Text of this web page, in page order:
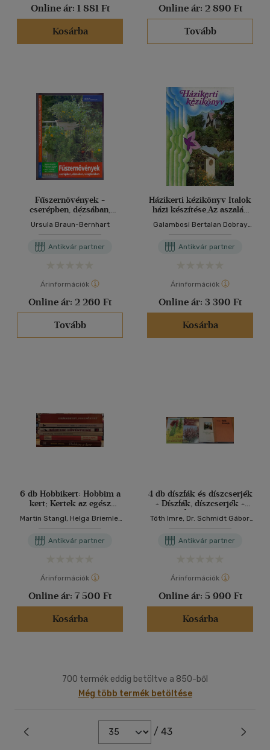
Online ár: 1 881 Ft
Kosárba
Online ár: 2 890 Ft
Tovább
Fűszernövények -
cserépben, dézsában,
virágládában (Hasznos
útmutató)
Ursula Braun-Bernhart
Antikvár partner
Árinformációk
Online ár: 2 260 Ft
Tovább
Házikerti kézikönyv Italok
házi készítése,Az aszalás
meg kertünk környezetét
hasznos is
Galambosi Bertalan Dobray
Lajos
Antikvár partner
Árinformációk
Online ár: 3 390 Ft
Kosárba
6 db Hobbikert: Hobbim a
kert; Kertek az egész
növények; Kedvenc
mindennek; Virágoskert,
Martin Stangl, Helga Briemle,
Veronika (szerk.), Radványi
Dorottya, Lelkes Lajos
Antikvár partner
Árinformációk
Online ár: 7 500 Ft
Kosárba
4 db díszfák és díszcserjék
+ Díszfák, díszcserjék +
Díszfák és kertek
képekben + Cserjék és
Tóth Imre, Dr. Schmidt Gábor,
Dr.D.G. Hessayon
Antikvár partner
Árinformációk
Online ár: 5 990 Ft
Kosárba
700 termék eddig betöltve a 850-ből
Még több termék betöltése
/ 43